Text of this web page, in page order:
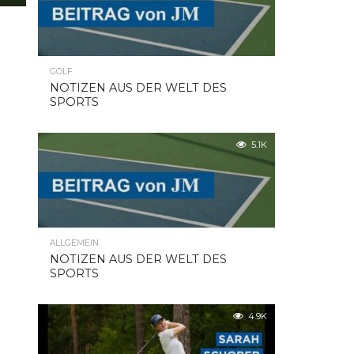
GOLF
NOTIZEN AUS DER WELT DES
SPORTS
5.1K
ALLGEMEIN
NOTIZEN AUS DER WELT DES
SPORTS
4.9K